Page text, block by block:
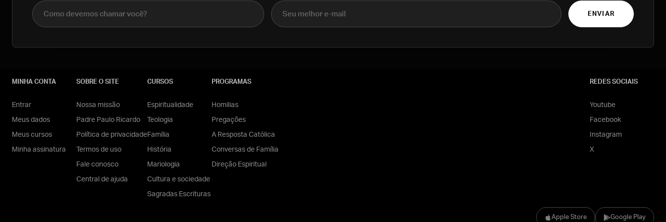
Nome completo E-mail
ENVIAR
Apple Store Google Play
MINHA CONTA
Entrar
Meus dados
Meus cursos
Minha assinatura
SOBRE O SITE
Nossa missão
Padre Paulo Ricardo
Política de privacidade
Termos de uso
Fale conosco
Central de ajuda
CURSOS
Espiritualidade
Teologia
Família
História
Mariologia
Cultura e sociedade
Sagradas Escrituras
PROGRAMAS
Homilias
Pregações
A Resposta Católica
Conversas de Família
Direção Espiritual
REDES SOCIAIS
Youtube
Facebook
Instagram
X